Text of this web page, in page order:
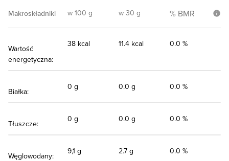
Makroskładniki w 100 g w 30 g % BMR
Wartość
energetyczna:
38 kcal 11.4 kcal 0.0 %
Białka:
0 g 0.0 g 0.0 %
Tłuszcze:
0 g 0.0 g 0.0 %
Węglowodany:
9,1 g 2.7 g 0.0 %